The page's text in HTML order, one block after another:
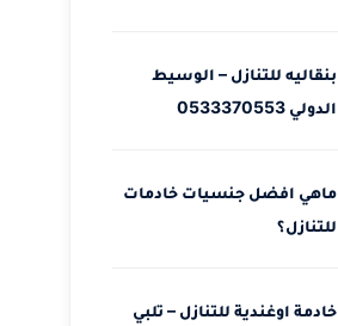
بنقاليه للتنازل – الوسيط
الدولي 0533370553
ماهي افضل جنسيات خادمات
للتنازل؟
خادمة اوغندية للتنازل – تلبي